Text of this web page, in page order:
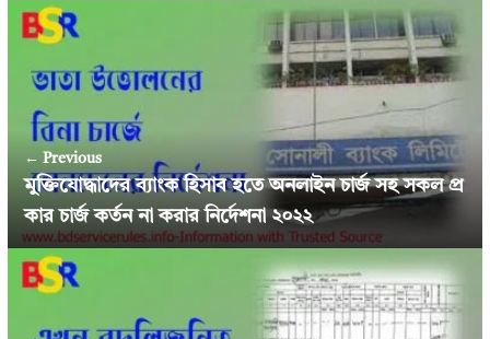
← Previous
মুক্তিযোদ্ধাদের ব্যাংক হিসাব হতে অনলাইন চার্জ সহ সকল প্র
কার চার্জ কর্তন না করার নির্দেশনা ২০২২